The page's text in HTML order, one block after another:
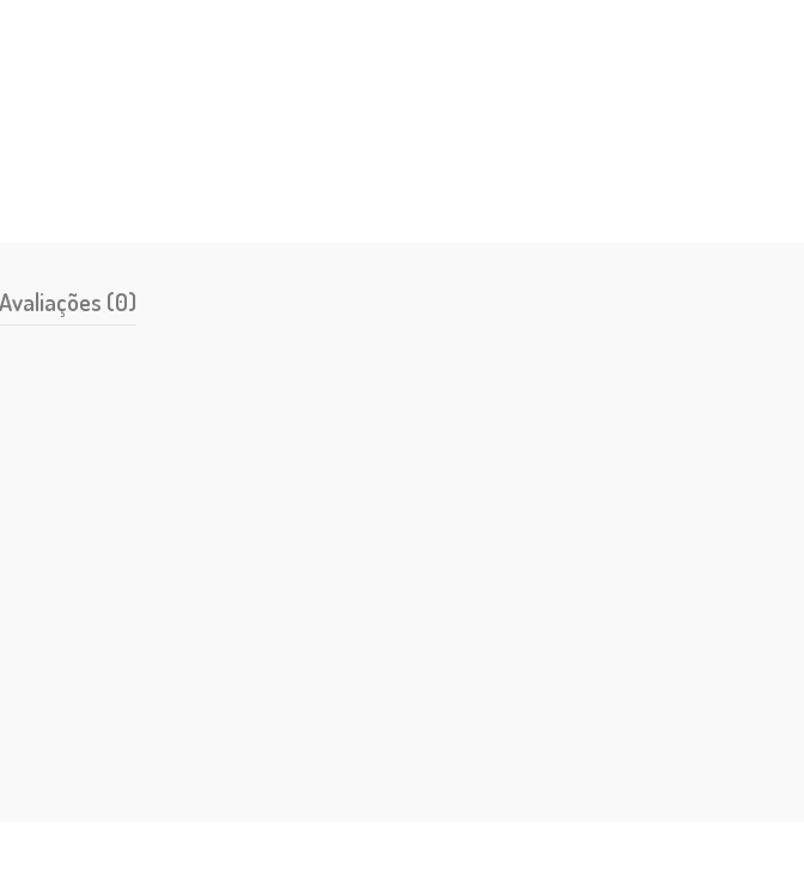
Avaliações (0)